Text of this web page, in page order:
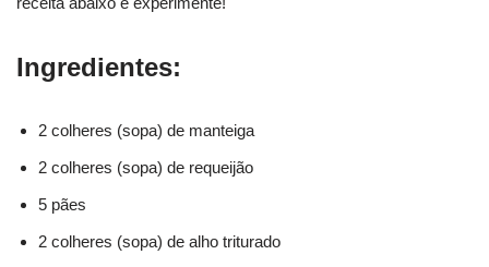
Ingredientes:
2 colheres (sopa) de manteiga
2 colheres (sopa) de requeijão
5 pães
2 colheres (sopa) de alho triturado